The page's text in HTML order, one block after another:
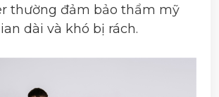
thường đảm bảo thẩm mỹ
dài và khó bị rách.